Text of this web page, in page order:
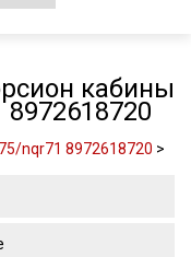
кабины
nqr71 8972618720 >